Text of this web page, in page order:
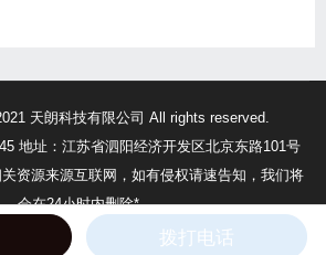
天朗科技有限公司 All rights reserved.
地址：江苏省泗阳经济开发区北京东路101号
资源来源互联网，如有侵权请速告知，我们将
会在24小时内删除*
号
苏公网安备32132302010375号
拨打电话